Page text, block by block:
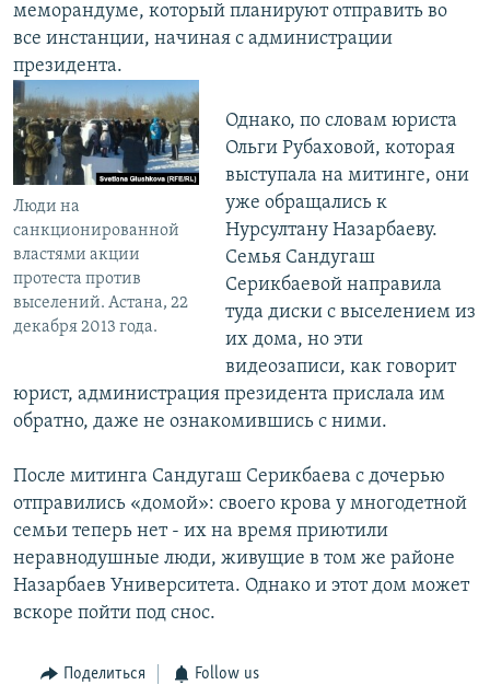
меморандуме, который планируют отправить во
все инстанции, начиная с администрации
президента.
Люди на
санкционированной
властями акции
протеста против
выселений. Астана, 22
декабря 2013 года.
Однако, по словам юриста
Ольги Рубаховой, которая
выступала на митинге, они
уже обращались к
Нурсултану Назарбаеву.
Семья Сандугаш
Серикбаевой направила
туда диски с выселением из
их дома, но эти
видеозаписи, как говорит
юрист, администрация президента прислала им
обратно, даже не ознакомившись с ними.
После митинга Сандугаш Серикбаева с дочерью
отправились «домой»: своего крова у многодетной
семьи теперь нет - их на время приютили
неравнодушные люди, живущие в том же районе
Назарбаев Университета. Однако и этот дом может
вскоре пойти под снос.
Поделиться Follow us